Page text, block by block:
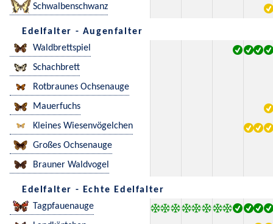
Schwalbenschwanz
Edelfalter - Augenfalter
Waldbrettspiel
Schachbrett
Rotbraunes Ochsenauge
Mauerfuchs
Kleines Wiesenvögelchen
Großes Ochsenauge
Brauner Waldvogel
Edelfalter - Echte Edelfalter
Tagpfauenauge